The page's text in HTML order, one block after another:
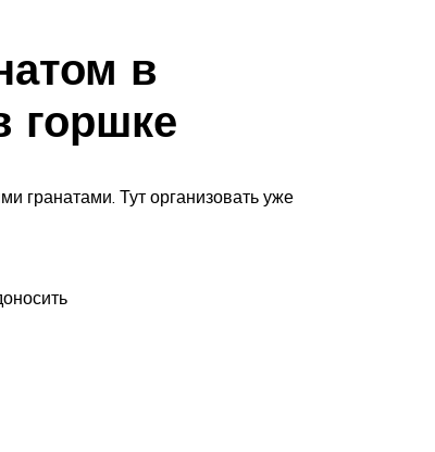
в
горшке
гранатами. Тут организовать уже